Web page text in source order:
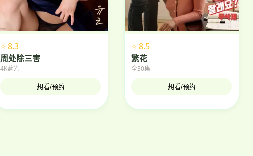
⭐ 8.3
周处除三害
4K蓝光
想看/预约
⭐ 8.5
繁花
全30集
想看/预约